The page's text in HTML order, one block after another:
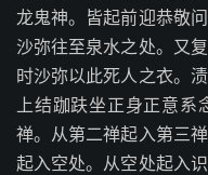
龙鬼神。皆起前迎恭敬
沙弥往至泉水之处。又
时沙弥以此死人之衣。
上结跏趺坐正身正意系
禅。从第二禅起入第三
起入空处。从空处起入